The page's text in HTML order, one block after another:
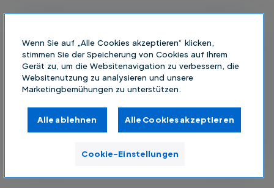
Wenn Sie auf „Alle Cookies akzeptieren“ klicken,
stimmen Sie der Speicherung von Cookies auf Ihrem
Gerät zu, um die Websitenavigation zu verbessern, die
Websitenutzung zu analysieren und unsere
Marketingbemühungen zu unterstützen.
Alle ablehnen Alle Cookies akzeptieren
Cookie-Einstellungen